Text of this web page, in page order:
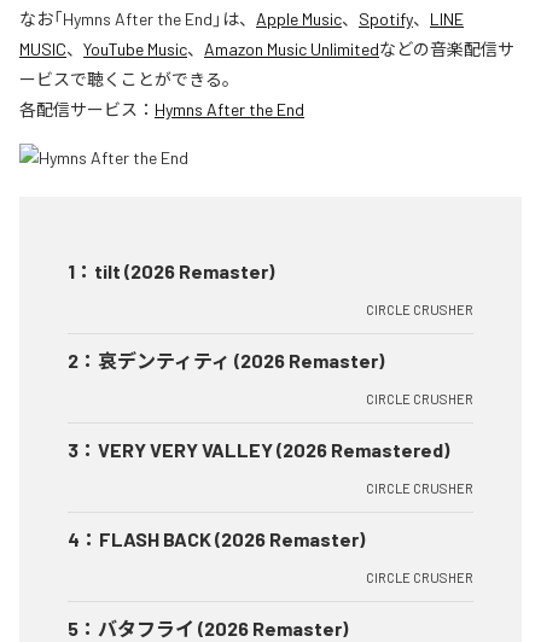
なお「Hymns After the End 」は、 Apple Music、 Spotify、 LINE
MUSIC、 YouTube Music、 Amazon Music Unlimitedなどの音楽配信サ
ービスで聴くことができる。
各配信サービス： Hymns After the End
1 ： tilt (2026 Remaster)
CIRCLE CRUSHER
2 ： 哀デンティティ (2026 Remaster)
CIRCLE CRUSHER
3 ： VERY VERY VALLEY (2026 Remastered)
CIRCLE CRUSHER
4 ： FLASH BACK (2026 Remaster)
CIRCLE CRUSHER
5 ： バタフライ (2026 Remaster)